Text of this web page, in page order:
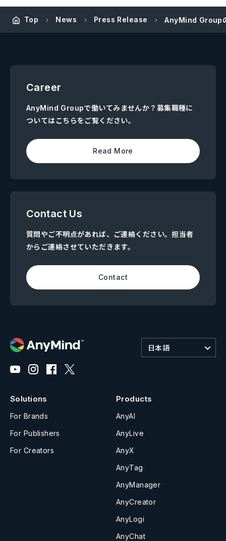
Top News Press Release AnyMind Group
Career
AnyMind Groupで働いてみませんか？募集職種に
ついてはこちらをご覧ください。
Read More
Contact Us
質問やご不明点があれば、ご連絡ください。担当者
からご連絡させていただきます。
Contact
日本語
Solutions
For Brands
For Publishers
For Creators
Products
AnyAI
AnyLive
AnyX
AnyTag
AnyManager
AnyCreator
AnyLogi
AnyChat